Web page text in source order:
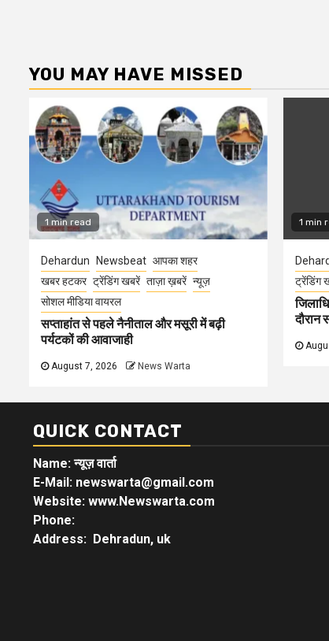
YOU MAY HAVE MISSED
1 min read
Dehardun Newsbeat आपका शहर
खबर हटकर ट्रेंडिंग खबरें ताज़ा ख़बरें न्यूज़
सोशल मीडिया वायरल
सप्ताहांत से पहले नैनीताल और मसूरी में बढ़ी
पर्यटकों की आवाजाही
August 7, 2026 News Warta
1 min
ट्रेंडिंग
दौरान
QUICK CONTACT
Name: न्यूज़ वार्ता
E-Mail: newswarta@gmail.com
Website: www.Newswarta.com
Phone:
Address: Dehradun, uk